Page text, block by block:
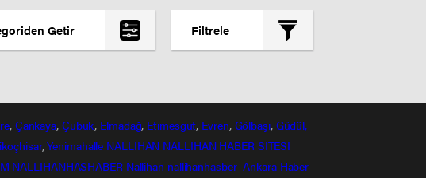
Getir Filtrele
En yeniler
En eskiler
, Çankaya, Çubuk, Elmadağ, Etimesgut, Evren, Gölbaşı, Güdül,
,Yenimahalle NALLIHAN NALLIHAN HABER SİTESİ
NALLIHANHASHABER Nallihan nallihanhasber Ankara Haber